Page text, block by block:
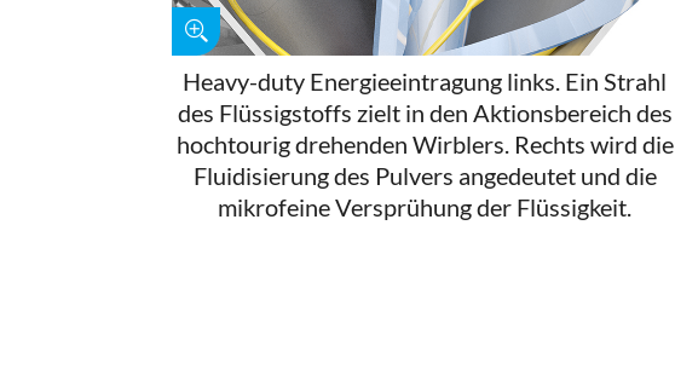
Heavy-duty Energieeintragung links. Ein Strahl
des Flüssigstoffs zielt in den Aktionsbereich des
hochtourig drehenden Wirblers. Rechts wird die
Fluidisierung des Pulvers angedeutet und die
mikrofeine Versprühung der Flüssigkeit.